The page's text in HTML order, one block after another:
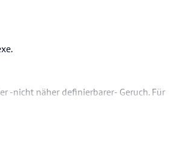
-nicht näher definierbarer- Geruch. Für